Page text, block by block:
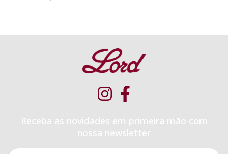
Receba as novidades em primeira mão com
nossa newsletter